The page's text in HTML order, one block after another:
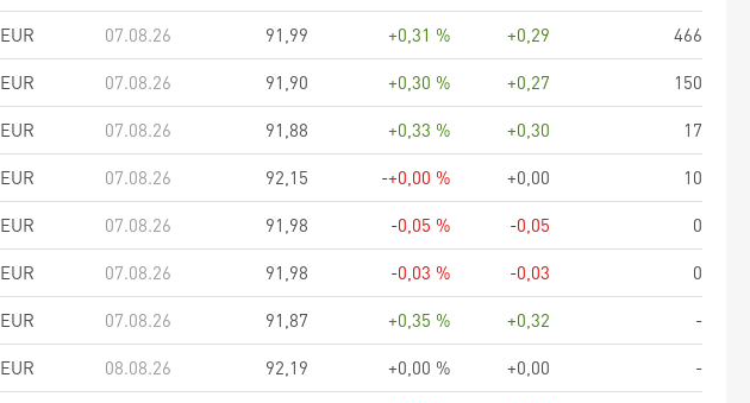
EUR 07.08.26 91,99 +0,31 % +0,29
466
EUR 07.08.26 91,90 +0,30 % +0,27
150
EUR 07.08.26 91,88 +0,33 % +0,30
17
EUR 07.08.26 92,15 -+0,00 % +0,00
10
EUR 07.08.26 91,98 -0,05 % -0,05
0
EUR 07.08.26 91,98 -0,03 % -0,03
0
EUR 07.08.26 91,87 +0,35 % +0,32
-
EUR 08.08.26 92,19 +0,00 % +0,00
-